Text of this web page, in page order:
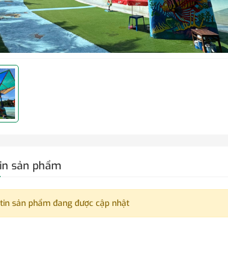
sản phẩm
sản phẩm đang được cập nhật